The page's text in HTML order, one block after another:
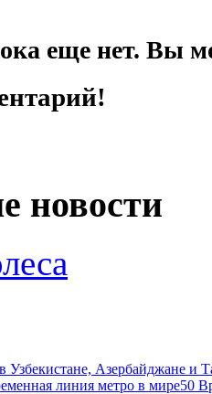
еще нет. Вы
новости
Узбекистане, Азербайджане
линия метро в мире50